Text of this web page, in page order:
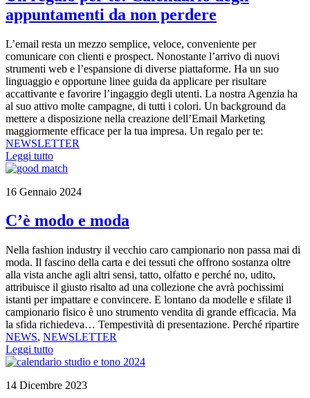
appuntamenti da non perdere
L’email resta un mezzo semplice, veloce, conveniente per
comunicare con clienti e prospect. Nonostante l’arrivo di nuovi
strumenti web e l’espansione di diverse piattaforme. Ha un suo
linguaggio e opportune linee guida da applicare per risultare
accattivante e favorire l’ingaggio degli utenti. La nostra Agenzia ha
al suo attivo molte campagne, di tutti i colori. Un background da
mettere a disposizione nella creazione dell’Email Marketing
maggiormente efficace per la tua impresa. Un regalo per te:
NEWSLETTER
Leggi tutto
16 Gennaio 2024
C’è modo e moda
Nella fashion industry il vecchio caro campionario non passa mai di
moda. Il fascino della carta e dei tessuti che offrono sostanza oltre
alla vista anche agli altri sensi, tatto, olfatto e perché no, udito,
attribuisce il giusto risalto ad una collezione che avrà pochissimi
istanti per impattare e convincere. E lontano da modelle e sfilate il
campionario fisico è uno strumento vendita di grande efficacia. Ma
la sfida richiedeva… Tempestività di presentazione. Perché ripartire
NEWS, NEWSLETTER
Leggi tutto
14 Dicembre 2023